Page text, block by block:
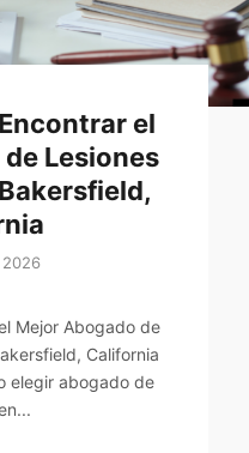
el
Lesiones
Mejor Abogado de
California
elegir abogado de